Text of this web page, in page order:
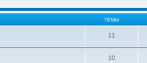
ТЕМЫ
11
10